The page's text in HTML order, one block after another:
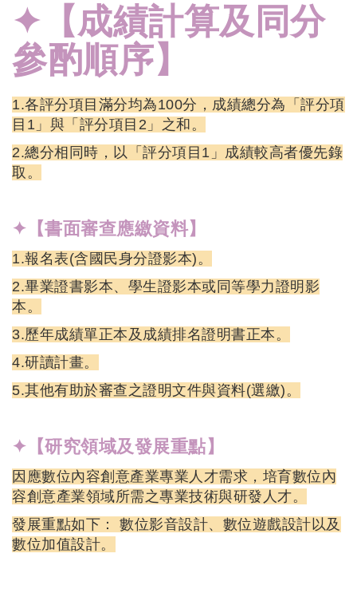
✦【成績計算及同分
參酌順序】
1.各評分項目滿分均為100分，成績總分為「評分項
目1」與「評分項目2」之和。
2.總分相同時，以「評分項目1」成績較高者優先錄
取。
✦【書面審查應繳資料】
1.報名表(含國民身分證影本)。
2.畢業證書影本、學生證影本或同等學力證明影
本。
3.歷年成績單正本及成績排名證明書正本。
4.研讀計畫。
5.其他有助於審查之證明文件與資料(選繳)。
✦【研究領域及發展重點】
因應數位內容創意產業專業人才需求，培育數位內
容創意產業領域所需之專業技術與研發人才。
發展重點如下： 數位影音設計、數位遊戲設計以及
數位加值設計。